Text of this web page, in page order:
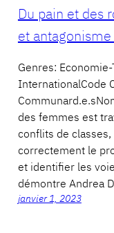
Du pain et des
et
Genres:
InternationalCode
des femmes est
conflits de
correctement le
et identifier les
démontre Andrea
janvier 1, 2023